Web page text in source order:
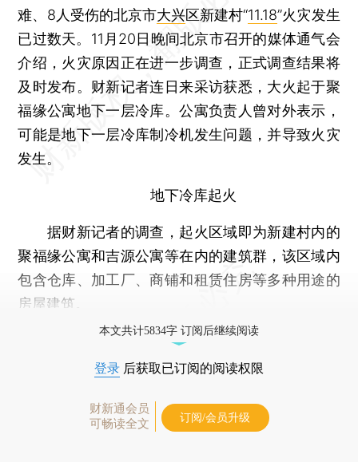
难、8人受伤的北京市大兴区新建村“11.18”火灾发生
已过数天。11月20日晚间北京市召开的媒体通气会
介绍，火灾原因正在进一步调查，正式调查结果将
及时发布。财新记者连日来采访获悉，大火起于聚
福缘公寓地下一层冷库。公寓负责人曾对外表示，
可能是地下一层冷库制冷机发生问题，并导致火灾
发生。
地下冷库起火
据财新记者的调查，起火区域即为新建村内的
聚福缘公寓和吉源公寓等在内的建筑群，该区域内
包含仓库、加工厂、商铺和租赁住房等多种用途的
房屋建筑。
本文共计5834字 订阅后继续阅读
登录 后获取已订阅的阅读权限
财新通会员
可畅读全文
订阅/会员升级